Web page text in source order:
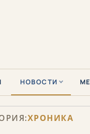
НОВОСТИ
ХРОНИКА